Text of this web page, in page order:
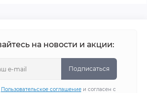
на новости и акции:
Подписаться
Пользовательское соглашениеи согласен с